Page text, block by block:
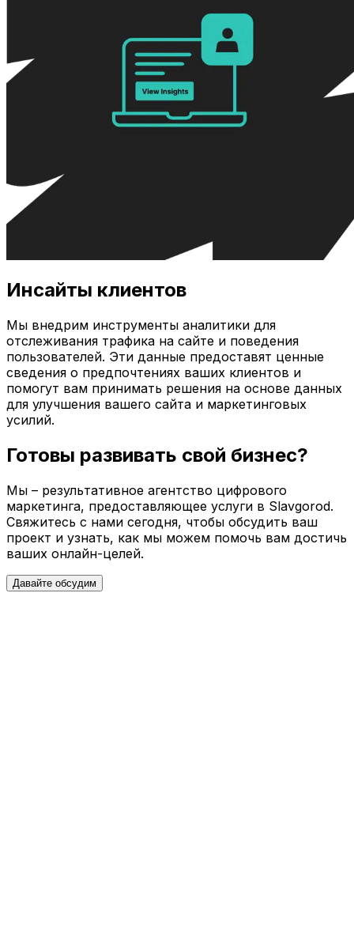
Инсайты клиентов
Мы внедрим инструменты аналитики для
отслеживания трафика на сайте и поведения
пользователей. Эти данные предоставят ценные
сведения о предпочтениях ваших клиентов и
помогут вам принимать решения на основе данных
для улучшения вашего сайта и маркетинговых
усилий.
Готовы развивать свой бизнес?
Мы – результативное агентство цифрового
маркетинга, предоставляющее услуги в Slavgorod.
Свяжитесь с нами сегодня, чтобы обсудить ваш
проект и узнать, как мы можем помочь вам достичь
ваших онлайн-целей.
Давайте обсудим